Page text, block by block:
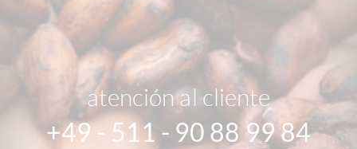
atención al cliente
+49 - 511 - 90 88 99 84